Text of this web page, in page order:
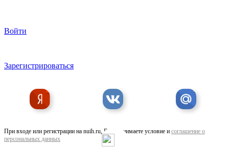
Войти
Зарегистрироваться
При входе или регистрации на nuih.ru, Вы принимаете условие и соглашение о
персональных данных